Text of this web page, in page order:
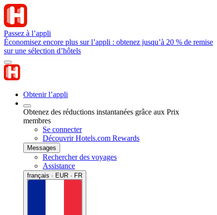
Passez à l’appli
Économisez encore plus sur l’appli : obtenez jusqu’à 20 % de remise
sur une sélection d’hôtels
Obtenir l’appli
Obtenez des réductions instantanées grâce aux Prix
membres
Se connecter
Découvrir Hotels.com Rewards
Messages
Rechercher des voyages
Assistance
français · EUR · FR